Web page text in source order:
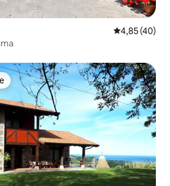
Средна
4,85 (40)